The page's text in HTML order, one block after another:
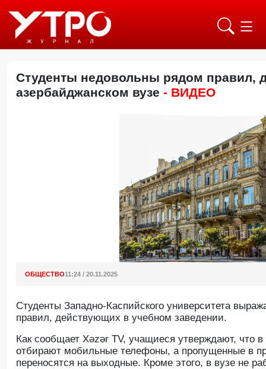
Студенты недовольны рядом правил,
азербайджанском вузе - ВИДЕО
ОБЩЕСТВО11:24 / 20.11.2025
Студенты Западно-Каспийского университета
правил, действующих в учебном заведении.
Как сообщает Xəzər TV, учащиеся утверждают, что
отбирают мобильные телефоны, а пропущенные в
переносятся на выходные. Кроме этого, в вузе не